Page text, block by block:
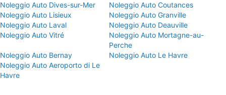
Noleggio Auto Dives-sur-Mer
Noleggio Auto Coutances
Noleggio Auto Lisieux
Noleggio Auto Granville
Noleggio Auto Laval
Noleggio Auto Deauville
Noleggio Auto Vitré
Noleggio Auto Mortagne-au-
Perche
Noleggio Auto Bernay
Noleggio Auto Le Havre
Noleggio Auto Aeroporto di Le
Havre